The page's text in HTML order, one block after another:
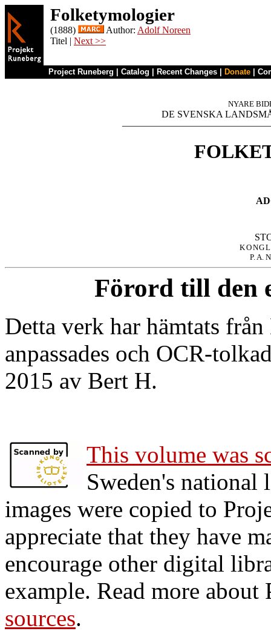
Folketymologier
(1888) Author: Adolf Noreen
Titel | Next >>
Project Runeberg Catalog Recent Changes Donate
NYARE
DE SVENSKA
KONGL
P. A.
Förord till den
Detta verk har hämtats
anpassades och OCR-
2015 av Bert H.
This volume was
Sweden's national
images were copied to
appreciate that they have
encourage other digital
example. Read more
sources.